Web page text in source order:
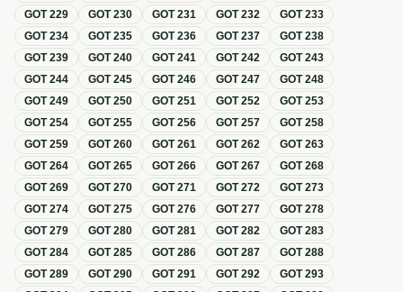
GOT229 GOT230 GOT231 GOT232 GOT233
GOT234 GOT235 GOT236 GOT237 GOT238
GOT239 GOT240 GOT241 GOT242 GOT243
GOT244 GOT245 GOT246 GOT247 GOT248
GOT249 GOT250 GOT251 GOT252 GOT253
GOT254 GOT255 GOT256 GOT257 GOT258
GOT259 GOT260 GOT261 GOT262 GOT263
GOT264 GOT265 GOT266 GOT267 GOT268
GOT269 GOT270 GOT271 GOT272 GOT273
GOT274 GOT275 GOT276 GOT277 GOT278
GOT279 GOT280 GOT281 GOT282 GOT283
GOT284 GOT285 GOT286 GOT287 GOT288
GOT289 GOT290 GOT291 GOT292 GOT293